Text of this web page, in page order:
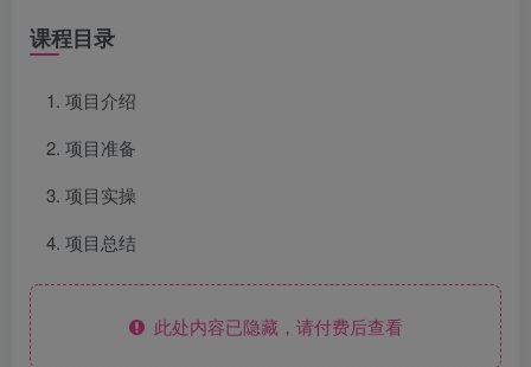
课程目录
项目介绍
项目准备
项目实操
项目总结
此处内容已隐藏，请付费后查看